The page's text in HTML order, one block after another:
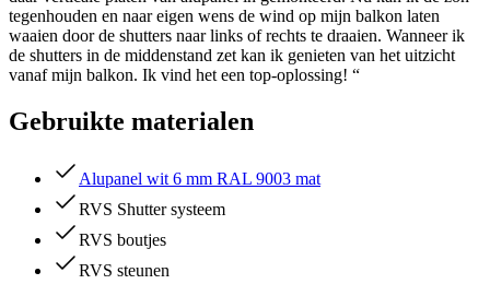
tegenhouden en naar eigen wens de wind op mijn balkon laten
waaien door de shutters naar links of rechts te draaien. Wanneer ik
de shutters in de middenstand zet kan ik genieten van het uitzicht
vanaf mijn balkon. Ik vind het een top-oplossing! “
Gebruikte materialen
Alupanel wit 6 mm RAL 9003 mat
RVS Shutter systeem
RVS boutjes
RVS steunen